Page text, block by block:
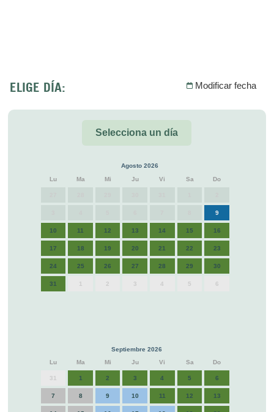
ELIGE DÍA: Modificar fecha
Selecciona un día
Agosto 2026
Lu
Ma Mi Ju Vi Sa Do
9
10 11 12 13 14 15 16
17 18 19 20 21 22 23
24 25 26 27 28 29 30
31 1 2 3 4 5 6
Septiembre 2026
Lu
Ma Mi Ju Vi Sa Do
31 1 2 3 4 5 6
7 8 9 10 11 12 13